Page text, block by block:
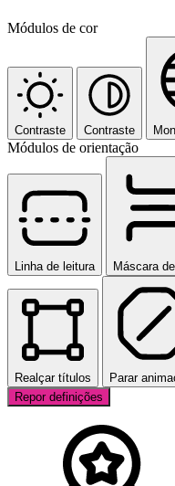
Módulos de cor
Contraste Contraste
Módulos de orientação
Linha de leitura Máscara
Realçar títulos Parar
Repor definições